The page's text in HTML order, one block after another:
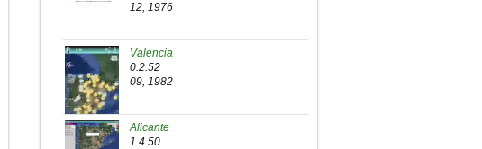
12, 1976
Valencia
0.2.52
09, 1982
Alicante
1.4.50